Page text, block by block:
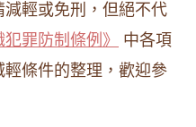
輕或免刑，但絕不代
犯罪防制條例》
中各項
條件的整理，歡迎參